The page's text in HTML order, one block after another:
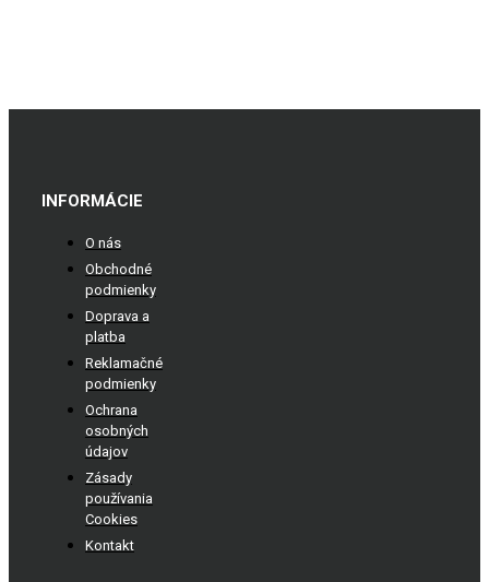
INFORMÁCIE
O nás
Obchodné
podmienky
Doprava a
platba
Reklamačné
podmienky
Ochrana
osobných
údajov
Zásady
používania
Cookies
Kontakt